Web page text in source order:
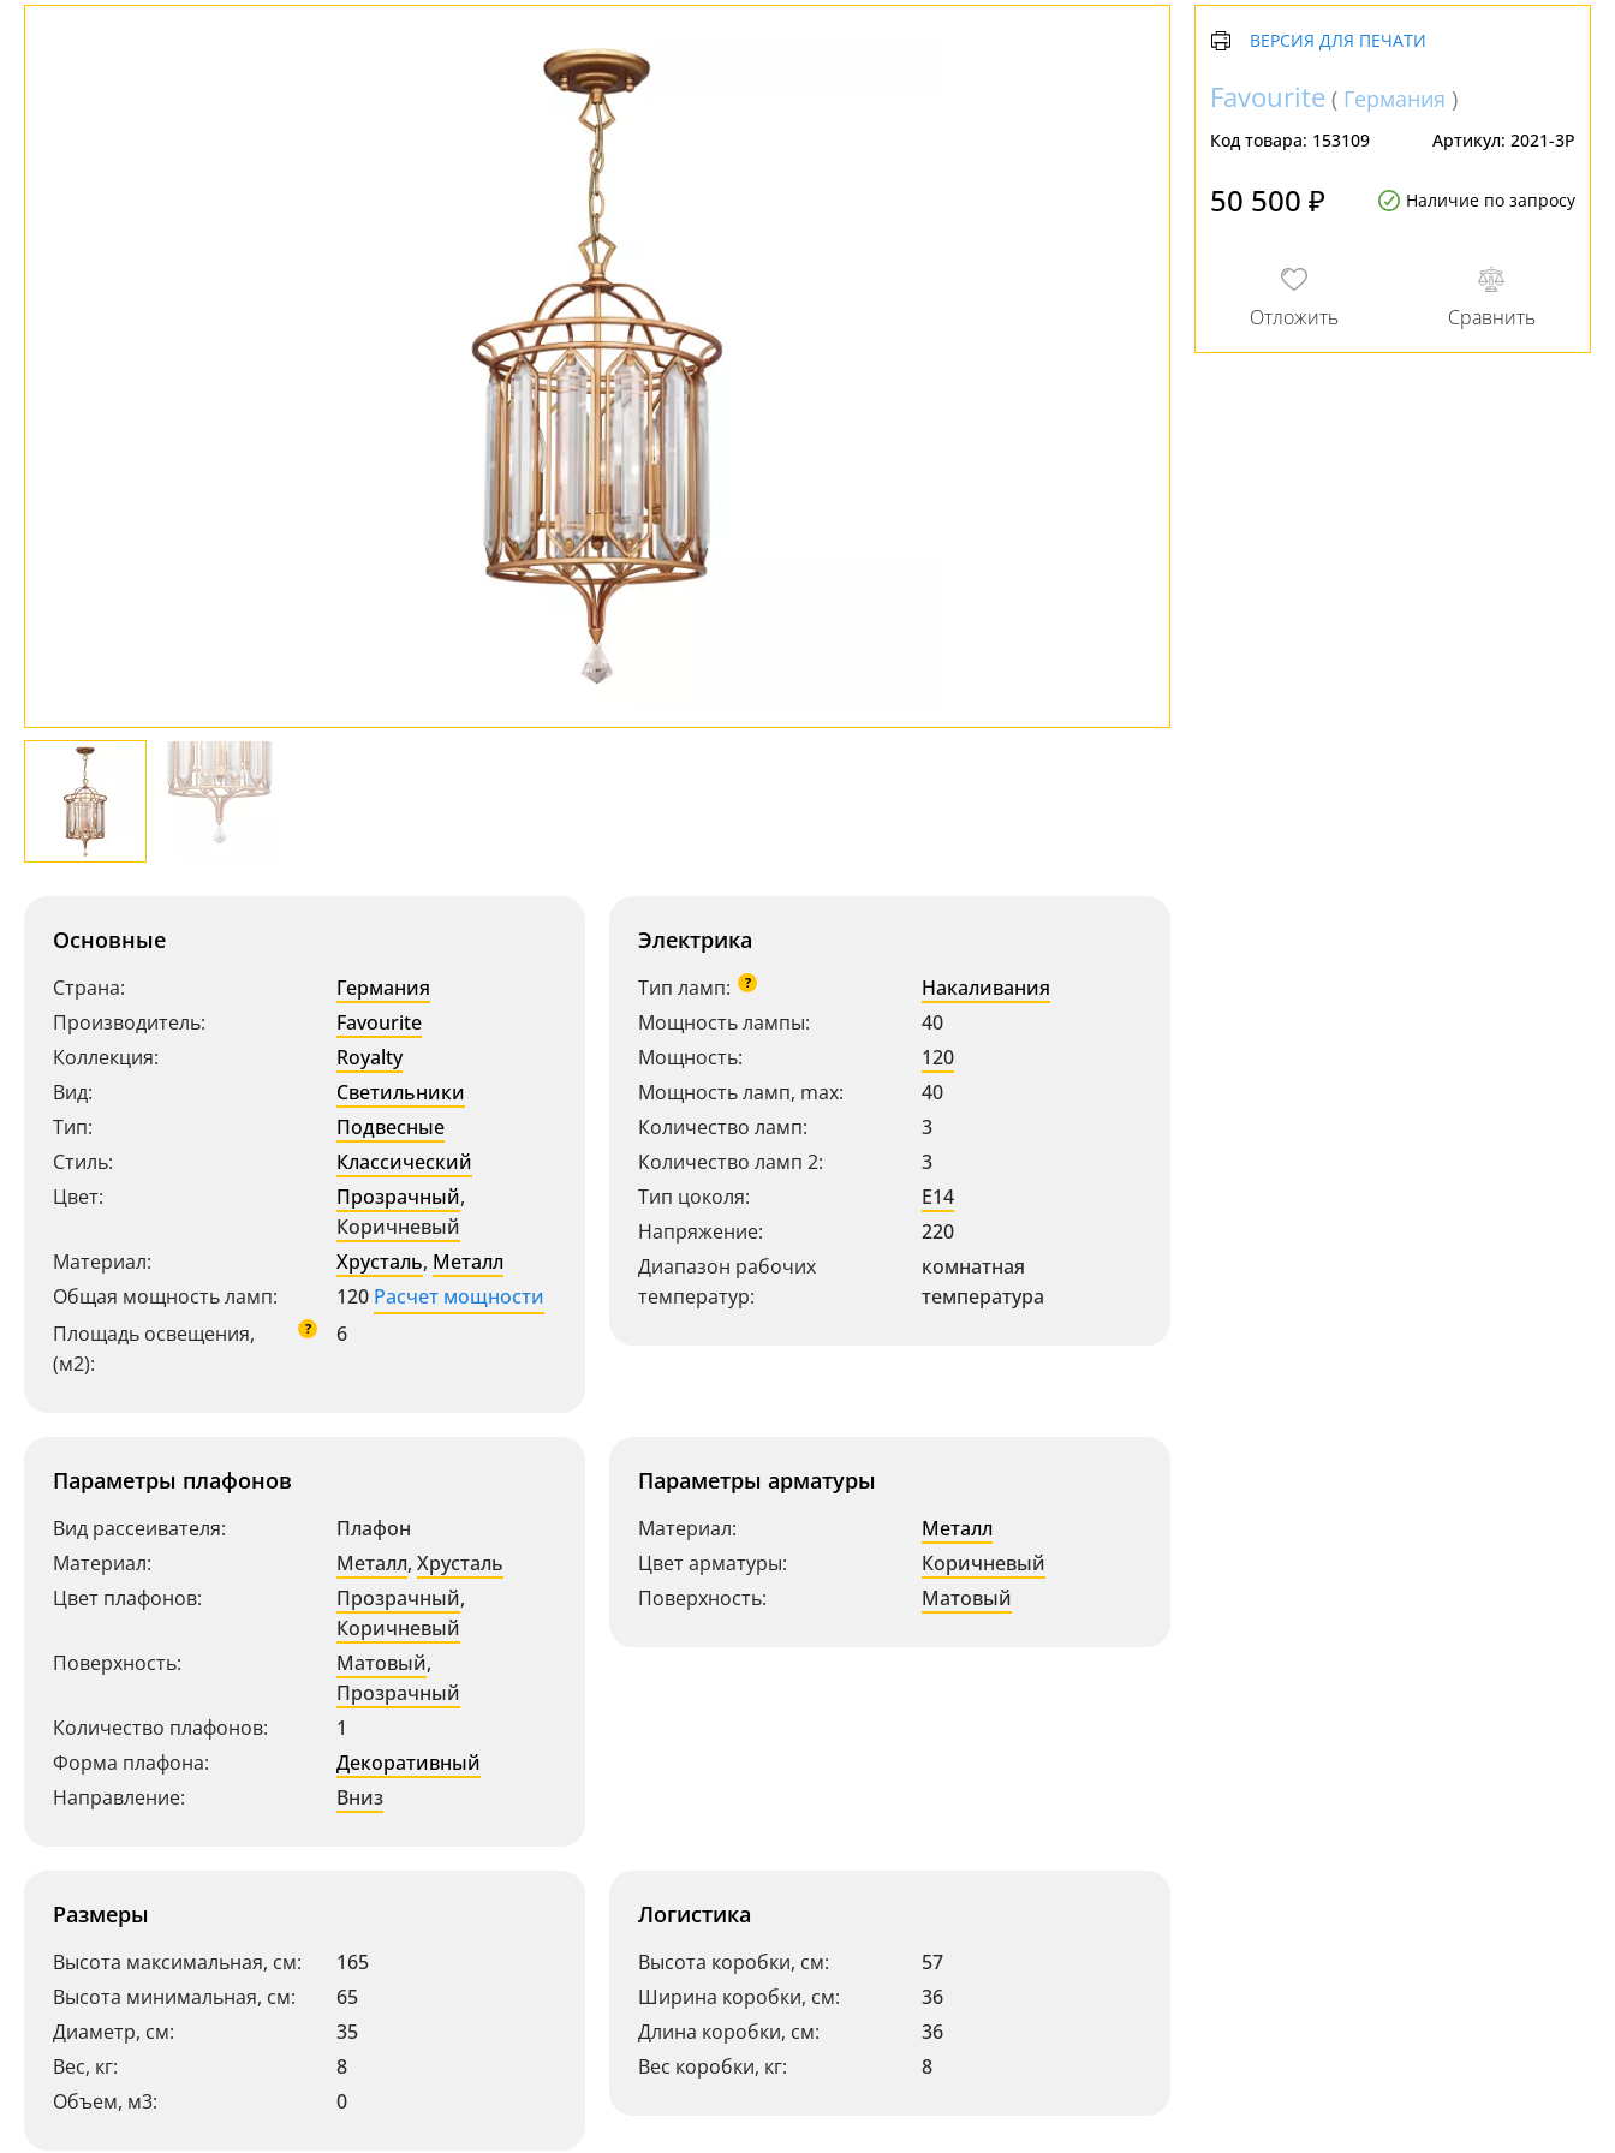
Возврат
Прозрачные
Хром
Черные
Основные
Страна:
Германия
Производитель:
Favourite
Коллекция:
Royalty
Вид:
Светильники
Тип:
Подвесные
Стиль:
Классический
Цвет:
Прозрачный,
Коричневый
Материал:
Хрусталь, Металл
Общая мощность ламп:
120 Расчет мощности
Площадь освещения,
(м2):
? 6
Электрика
Тип ламп: ?
Накаливания
Мощность лампы:
40
Мощность:
120
Мощность ламп, max:
40
Количество ламп:
3
Количество ламп 2:
3
Тип цоколя:
E14
Напряжение:
220
Диапазон рабочих
температур:
комнатная
температура
Параметры плафонов
Вид рассеивателя:
Плафон
Материал:
Металл, Хрусталь
Цвет плафонов:
Прозрачный,
Коричневый
Поверхность:
Матовый,
Прозрачный
Количество плафонов:
1
Форма плафона:
Декоративный
Направление:
Вниз
Параметры арматуры
Материал:
Металл
Цвет арматуры:
Коричневый
Поверхность:
Матовый
Размеры
Высота максимальная, см:
165
Высота минимальная, см:
65
Диаметр, см:
35
Вес, кг:
8
Объем, м3:
0
Логистика
Высота коробки, см:
57
Ширина коробки, см:
36
Длина коробки, см:
36
Вес коробки, кг:
8
ВЕРСИЯ ДЛЯ ПЕЧАТИ
Favourite ( Германия )
Код товара: 153109 Артикул: 2021-3P
50 500 ₽ Наличие по запросу